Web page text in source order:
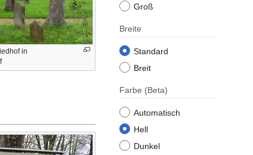
Groß
Breite
Standard
Breit
Farbe (Beta)
Automatisch
Hell
Dunkel
in